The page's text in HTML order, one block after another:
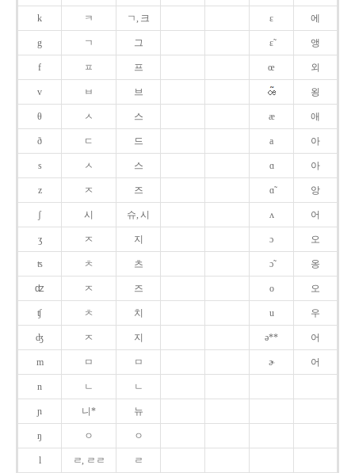
k ㅋ ㄱ, 크 ɛ 에
g ㄱ 그 ɛ̃ 앵
f ㅍ 프 œ 외
v ㅂ 브 욍
θ ㅅ 스 æ 애
ð ㄷ 드 a 아
s ㅅ 스 ɑ 아
z ㅈ 즈 ɑ̃ 앙
ʃ 시 슈, 시 ʌ 어
ʒ ㅈ 지 ɔ 오
ʦ ㅊ 츠 ɔ̃ 옹
ʣ ㅈ 즈 o 오
ʧ ㅊ 치 u 우
ʤ ㅈ 지 ə** 어
m ㅁ ㅁ ɚ 어
n ㄴ ㄴ
ɲ 니* 뉴
ŋ ㅇ ㅇ
l ㄹ, ㄹㄹ ㄹ